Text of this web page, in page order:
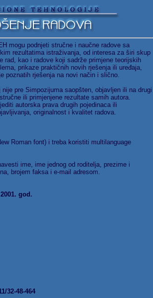
mogu podnjeti stručne i naučne radove sa
rezultatima istraživanja, od interesa za širi skup
rad, kao i radove koji sadrže primjene teorijskih
prikaze praktičnih novih rješenja ili uređaja,
poznatih rješenja na novi način i slično.
pre Simpozijuma saopšten, objavljen ili na drugi
ili primjenjene rezultate samih autora.
autorska prava drugih pojedinaca ili
originalnost i kvalitet radova.
Roman font) i treba koristiti multilanguage
ime, ime jednog od roditelja, prezime i
brojem faksa i e-mail adresom.
god.
32-48-464